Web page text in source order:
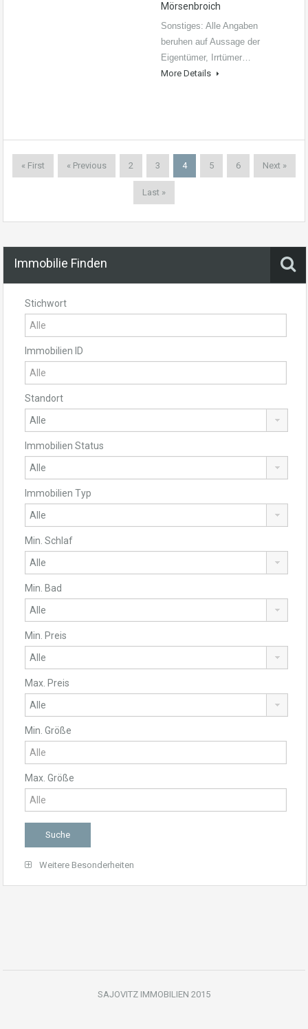
Mörsenbroich
Sonstiges: Alle Angaben
beruhen auf Aussage der
Eigentümer, Irrtümer…
More Details
« First « Previous 2 3 4 5 6 Next »
Last »
Immobilie Finden
Stichwort
Immobilien ID
Standort
Immobilien Status
Immobilien Typ
Min. Schlaf
Min. Bad
Min. Preis
Max. Preis
Min. Größe
Max. Größe
Weitere Besonderheiten
SAJOVITZ IMMOBILIEN 2015